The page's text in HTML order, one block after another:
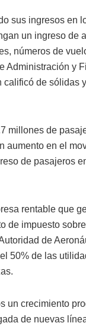
sus ingresos en
un ingreso de
números de
Administración y
de sólidas
millones de
aumento en el
de pasajeros
rentable que
impuesto
de
50% de las
un crecimiento
de nuevas